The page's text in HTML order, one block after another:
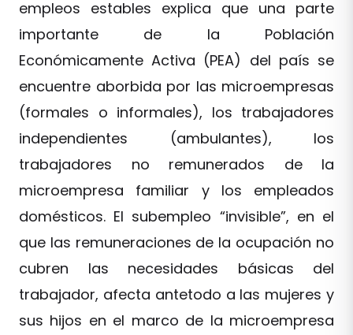
empleos estables explica que una parte
importante de la Población
Económicamente Activa (PEA) del país se
encuentre aborbida por las microempresas
(formales o informales), los trabajadores
independientes (ambulantes), los
trabajadores no remunerados de la
microempresa familiar y los empleados
domésticos. El subempleo “invisible”, en el
que las remuneraciones de la ocupación no
cubren las necesidades básicas del
trabajador, afecta antetodo a las mujeres y
sus hijos en el marco de la microempresa